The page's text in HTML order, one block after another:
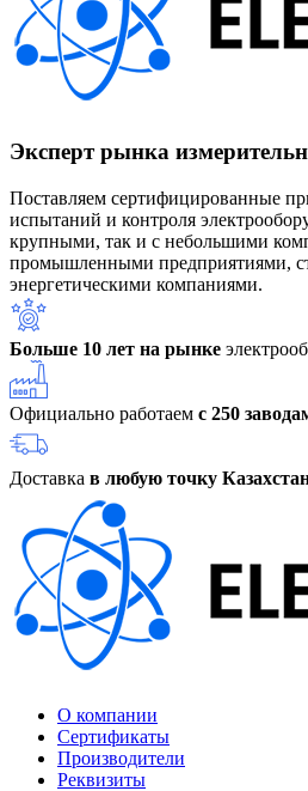
Эксперт рынка
Поставляем сертифицированные
испытаний и контроля
крупными, так и с небольшими
промышленными предприятиями,
энергетическими компаниями.
Больше 10 лет на рынке
Официально работаем с 250
Доставка в любую точку
О компании
Сертификаты
Производители
Реквизиты